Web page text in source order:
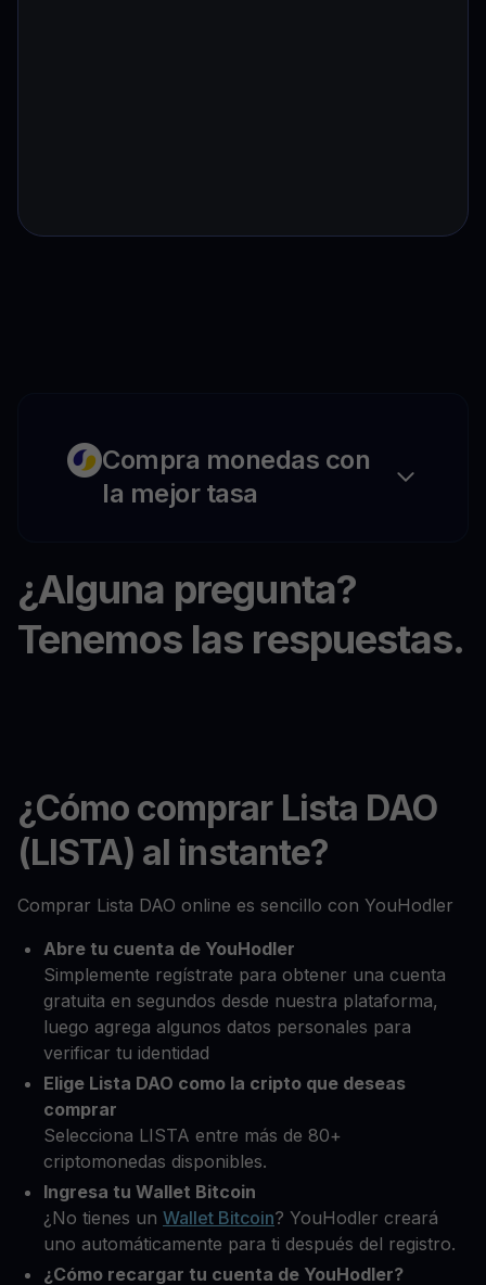
Compra monedas con
la mejor tasa
¿Alguna pregunta?
Tenemos las respuestas.
¿Cómo comprar Lista DAO
(LISTA) al instante?
Comprar Lista DAO online es sencillo con YouHodler
Abre tu cuenta de YouHodler
Simplemente regístrate para obtener una cuenta
gratuita en segundos desde nuestra plataforma,
luego agrega algunos datos personales para
verificar tu identidad
Elige Lista DAO como la cripto que deseas
comprar
Selecciona LISTA entre más de 80+
criptomonedas disponibles.
Ingresa tu Wallet Bitcoin
¿No tienes un Wallet Bitcoin? YouHodler creará
uno automáticamente para ti después del registro.
¿Cómo recargar tu cuenta de YouHodler?